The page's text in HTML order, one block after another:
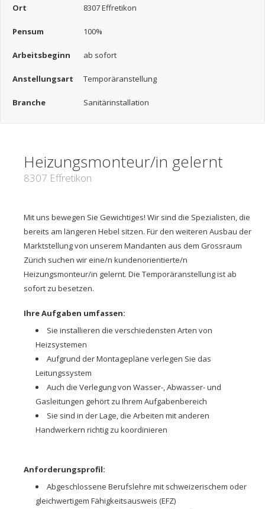
Ort 8307 Effretikon
Pensum 100%
Arbeitsbeginn ab sofort
Anstellungsart Temporäranstellung
Branche Sanitärinstallation
Heizungsmonteur/in gelernt
8307 Effretikon
Mit uns bewegen Sie Gewichtiges! Wir sind die Spezialisten, die
bereits am längeren Hebel sitzen. Für den weiteren Ausbau der
Marktstellung von unserem Mandanten aus dem Grossraum
Zürich suchen wir eine/n kundenorientierte/n
Heizungsmonteur/in gelernt. Die Temporäranstellung ist ab
sofort zu besetzen.
Ihre Aufgaben umfassen:
Sie installieren die verschiedensten Arten von
Heizsystemen
Aufgrund der Montagepläne verlegen Sie das
Leitungssystem
Auch die Verlegung von Wasser-, Abwasser- und
Gasleitungen gehört zu Ihrem Aufgabenbereich
Sie sind in der Lage, die Arbeiten mit anderen
Handwerkern richtig zu koordinieren
Anforderungsprofil:
Abgeschlossene Berufslehre mit schweizerischem oder
gleichwertigem Fähigkeitsausweis (EFZ)